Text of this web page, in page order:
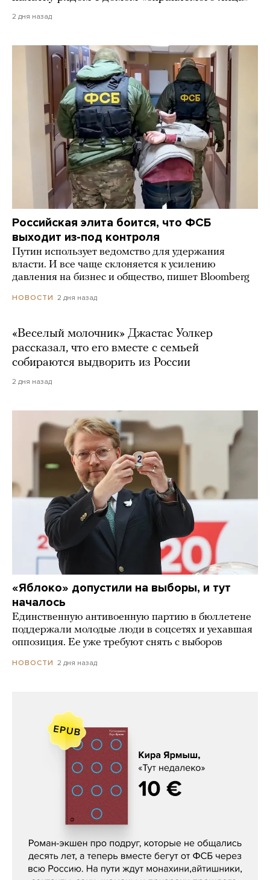
2 дня назад
Российская элита боится, что ФСБ
выходит из-под контроля
Путин использует ведомство для удержания
власти. И все чаще склоняется к усилению
давления на бизнес и общество, пишет Bloomberg
НОВОСТИ 2 дня назад
«Веселый молочник» Джастас Уолкер
рассказал, что его вместе с семьей
собираются выдворить из России
2 дня назад
«Яблоко» допустили на выборы, и тут
началось
Единственную антивоенную партию в бюллетене
поддержали молодые люди в соцсетях и уехавшая
оппозиция. Ее уже требуют снять с выборов
НОВОСТИ 2 дня назад
Кира Ярмыш, «Тут недалеко»